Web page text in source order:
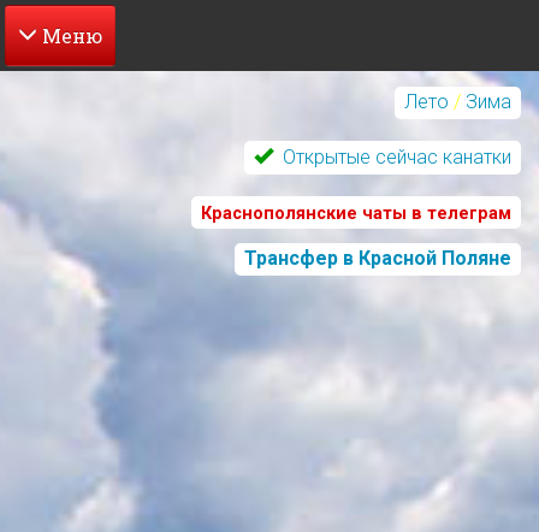
Перейти
содержанию
Лето / Зима
Открытые сейчас канатки
Краснополянские чаты в телеграм
Трансфер в Красной Поляне